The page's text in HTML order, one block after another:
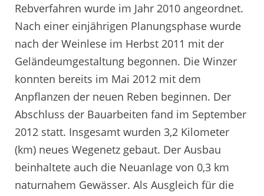
Rebverfahren wurde im Jahr 2010 angeordnet.
Nach einer einjährigen Planungsphase wurde
nach der Weinlese im Herbst 2011 mit der
Geländeumgestaltung begonnen. Die Winzer
konnten bereits im Mai 2012 mit dem
Anpflanzen der neuen Reben beginnen. Der
Abschluss der Bauarbeiten fand im September
2012 statt. Insgesamt wurden 3,2 Kilometer
(km) neues Wegenetz gebaut. Der Ausbau
beinhaltete auch die Neuanlage von 0,3 km
naturnahem Gewässer. Als Ausgleich für die